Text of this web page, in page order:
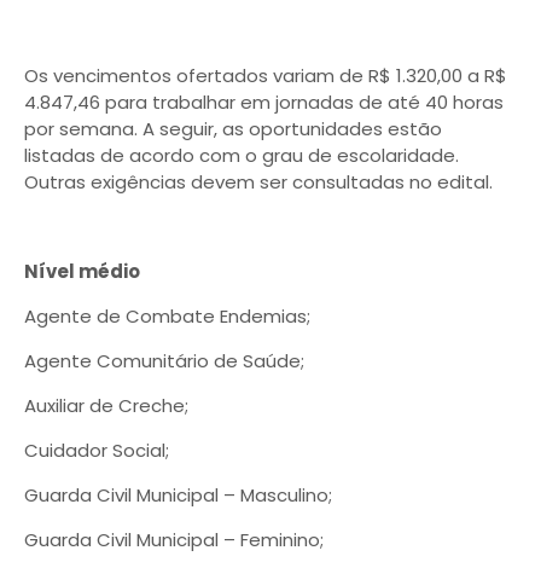
Os vencimentos ofertados variam de R$ 1.320,00 a R$
4.847,46 para trabalhar em jornadas de até 40 horas
por semana. A seguir, as oportunidades estão
listadas de acordo com o grau de escolaridade.
Outras exigências devem ser consultadas no edital.
Nível médio
Agente de Combate Endemias;
Agente Comunitário de Saúde;
Auxiliar de Creche;
Cuidador Social;
Guarda Civil Municipal – Masculino;
Guarda Civil Municipal – Feminino;